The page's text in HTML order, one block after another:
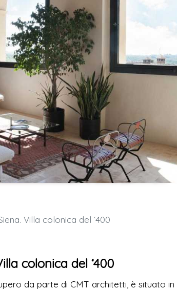
Villa colonica del ‘400
colonica del ‘400
da parte di CMT architetti, è situato in